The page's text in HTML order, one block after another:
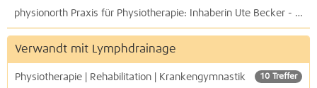
Herzlich Willkommen bei der Physiotherapie Daniel Krout
Verwandt mit Lymphdrainage
10 Treffer
Physiotherapie | Rehabilitation | Krankengymnastik